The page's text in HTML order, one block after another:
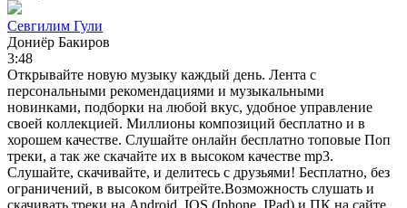
Севгилим Гули
Дониёр Бакиров
3:48
Открывайте новую музыку каждый день. Лента с
персональными рекомендациями и музыкальными
новинками, подборки на любой вкус, удобное управление
своей коллекцией. Миллионы композиций бесплатно и в
хорошем качестве. Слушайте онлайн бесплатно топовые Поп
треки, а так же скачайте их в высоком качестве mp3.
Слушайте, скачивайте, и делитесь с друзьями! Бесплатно, без
ограничений, в высоком битрейте.Возможность слушать и
скачивать треки на Android, IOS (Iphone, IPad) и ПК на сайте